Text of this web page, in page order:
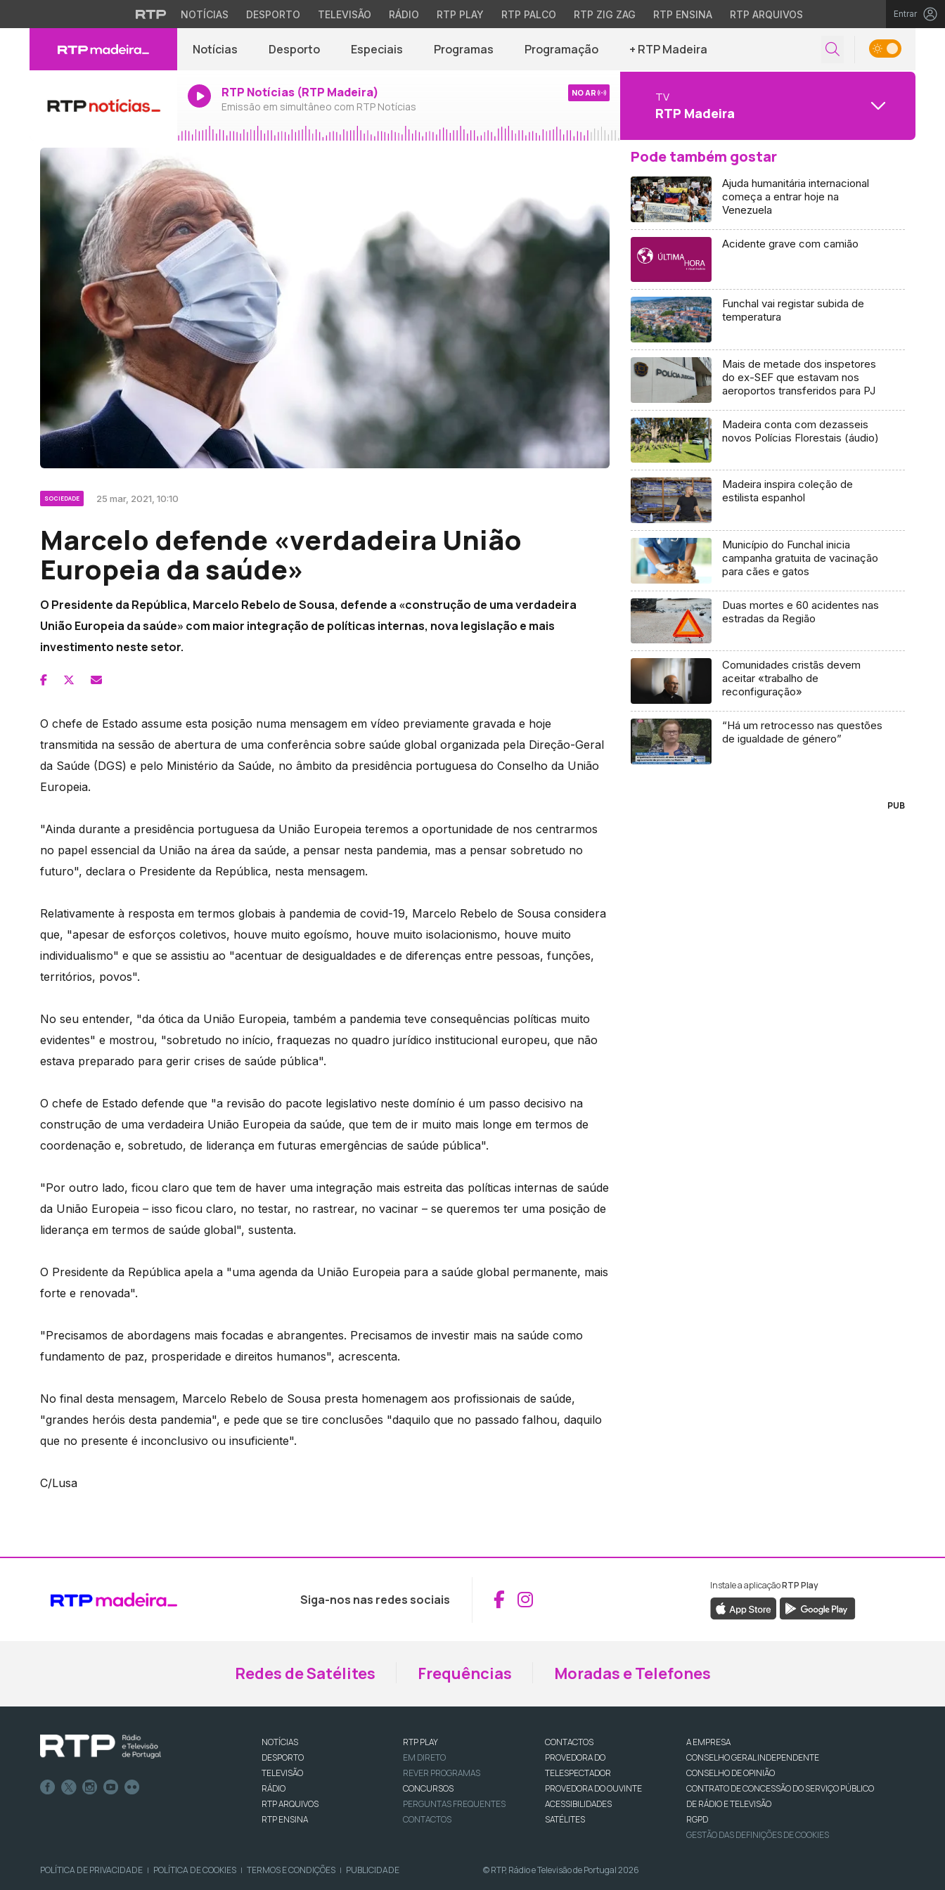
NOTÍCIAS DESPORTO TELEVISÃO RÁDIO RTP PLAY RTP PALCO RTP ZIG ZAG RTP ENSINA RTP ARQUIVOS Entrar
Notícias Desporto Especiais Programas Programação + RTP Madeira
RTP Notícias (RTP Madeira)
Emissão em simultâneo com RTP Notícias
NO AR TV
RTP Madeira
SOCIEDADE 25 mar, 2021, 10:10
Marcelo defende «verdadeira União
Europeia da saúde»
O Presidente da República, Marcelo Rebelo de Sousa, defende a «construção de uma verdadeira
União Europeia da saúde» com maior integração de políticas internas, nova legislação e mais
investimento neste setor.
O chefe de Estado assume esta posição numa mensagem em vídeo previamente gravada e hoje
transmitida na sessão de abertura de uma conferência sobre saúde global organizada pela Direção-Geral
da Saúde (DGS) e pelo Ministério da Saúde, no âmbito da presidência portuguesa do Conselho da União
Europeia.
"Ainda durante a presidência portuguesa da União Europeia teremos a oportunidade de nos centrarmos
no papel essencial da União na área da saúde, a pensar nesta pandemia, mas a pensar sobretudo no
futuro", declara o Presidente da República, nesta mensagem.
Relativamente à resposta em termos globais à pandemia de covid-19, Marcelo Rebelo de Sousa considera
que, "apesar de esforços coletivos, houve muito egoísmo, houve muito isolacionismo, houve muito
individualismo" e que se assistiu ao "acentuar de desigualdades e de diferenças entre pessoas, funções,
territórios, povos".
No seu entender, "da ótica da União Europeia, também a pandemia teve consequências políticas muito
evidentes" e mostrou, "sobretudo no início, fraquezas no quadro jurídico institucional europeu, que não
estava preparado para gerir crises de saúde pública".
O chefe de Estado defende que "a revisão do pacote legislativo neste domínio é um passo decisivo na
construção de uma verdadeira União Europeia da saúde, que tem de ir muito mais longe em termos de
coordenação e, sobretudo, de liderança em futuras emergências de saúde pública".
"Por outro lado, ficou claro que tem de haver uma integração mais estreita das políticas internas de saúde
da União Europeia – isso ficou claro, no testar, no rastrear, no vacinar – se queremos ter uma posição de
liderança em termos de saúde global", sustenta.
O Presidente da República apela a "uma agenda da União Europeia para a saúde global permanente, mais
forte e renovada".
"Precisamos de abordagens mais focadas e abrangentes. Precisamos de investir mais na saúde como
fundamento de paz, prosperidade e direitos humanos", acrescenta.
No final desta mensagem, Marcelo Rebelo de Sousa presta homenagem aos profissionais de saúde,
"grandes heróis desta pandemia", e pede que se tire conclusões "daquilo que no passado falhou, daquilo
que no presente é inconclusivo ou insuficiente".
C/Lusa
Pode também gostar
Ajuda humanitária internacional
começa a entrar hoje na
Venezuela
Acidente grave com camião
Funchal vai registar subida de
temperatura
Mais de metade dos inspetores
do ex-SEF que estavam nos
aeroportos transferidos para PJ
Madeira conta com dezasseis
novos Polícias Florestais (áudio)
Madeira inspira coleção de
estilista espanhol
Município do Funchal inicia
campanha gratuita de vacinação
para cães e gatos
Duas mortes e 60 acidentes nas
estradas da Região
Comunidades cristãs devem
aceitar «trabalho de
reconfiguração»
“Há um retrocesso nas questões
de igualdade de género”
PUB
Siga-nos nas redes sociais Aceder ao Facebook da RTP Madeira
Aceder ao Instagram da RTP Madeira
Instale a aplicaçãoRTP Play
Redes de Satélites Frequências Moradas e Telefones
NOTÍCIAS
DESPORTO
TELEVISÃO
RÁDIO
RTP ARQUIVOS
RTP ENSINA
RTP PLAY
EM DIRETO
REVER PROGRAMAS
CONCURSOS
PERGUNTAS FREQUENTES
CONTACTOS
CONTACTOS
PROVEDORA DO
TELESPECTADOR
PROVEDORA DO OUVINTE
ACESSIBILIDADES
SATÉLITES
A EMPRESA
CONSELHO GERAL INDEPENDENTE
CONSELHO DE OPINIÃO
CONTRATO DE CONCESSÃO DO SERVIÇO PÚBLICO
DE RÁDIO E TELEVISÃO
RGPD
GESTÃO DAS DEFINIÇÕES DE COOKIES
POLÍTICA DE PRIVACIDADE | POLÍTICA DE COOKIES | TERMOS E CONDIÇÕES | PUBLICIDADE © RTP, Rádio e Televisão de Portugal 2026